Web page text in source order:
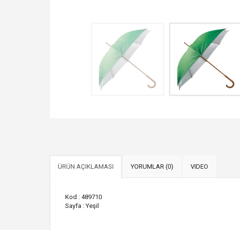
ÜRÜN AÇIKLAMASI YORUMLAR (0) VIDEO
Kod : 489710
Sayfa : Yeşil